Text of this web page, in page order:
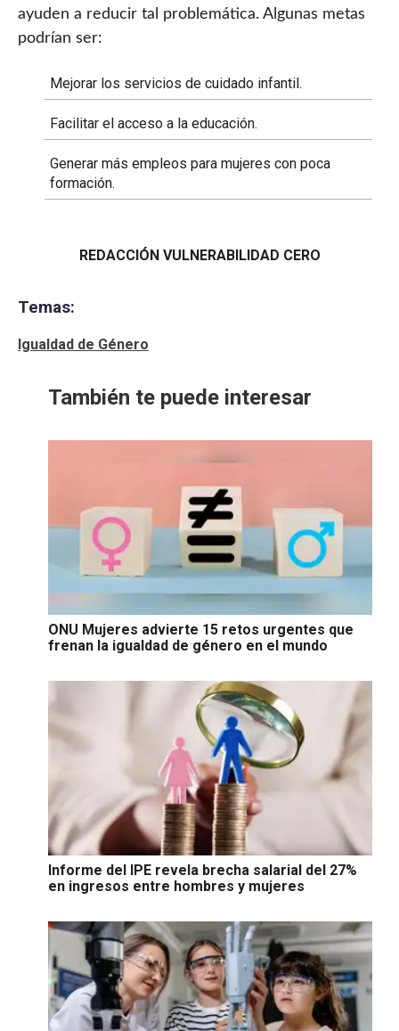
ayuden a reducir tal problemática. Algunas metas
podrían ser:
Mejorar los servicios de cuidado infantil.
Facilitar el acceso a la educación.
Generar más empleos para mujeres con poca
formación.
REDACCIÓN VULNERABILIDAD CERO
Temas:
Igualdad de Género
También te puede interesar
ONU Mujeres advierte 15 retos urgentes que
frenan la igualdad de género en el mundo
Informe del IPE revela brecha salarial del 27%
en ingresos entre hombres y mujeres